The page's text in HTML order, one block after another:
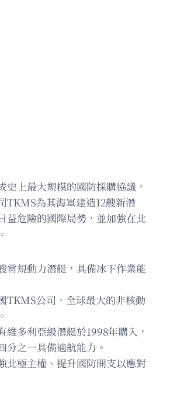
史上最大規模的國防採購協議，
TKMS為其海軍建造12艘新潛
益危險的國際局勢，並加強在北
常規動力潛艇，具備冰下作業能
TKMS公司，全球最大的非核動
維多利亞級潛艇於1998年購入，
分之一具備適航能力。
北極主權、提升國防開支以應對